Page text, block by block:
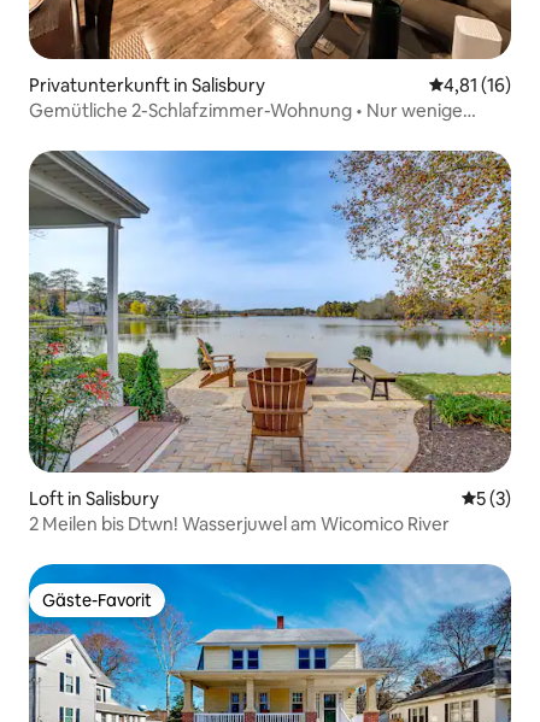
Privatunterkunft in Salisbury
4,81 (16)
Gemütliche 2-Schlafzimmer-Wohnung • Nur wenige
anderen entfernt
Loft in Salisbury
5 (3)
2 Meilen bis Dtwn! Wasserjuwel am Wicomico River
Gäste-Favorit
Gäste-Favorit